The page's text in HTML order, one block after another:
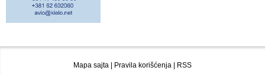
Mapa sajta Pravila korišćenja RSS